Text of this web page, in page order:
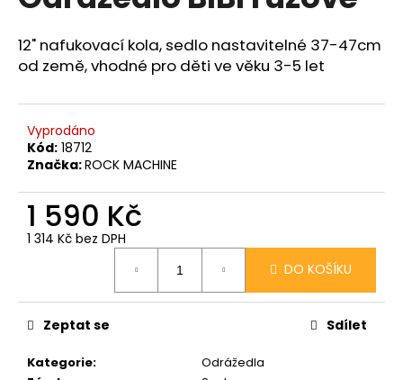
z
5
hvězdiček.
12" nafukovací kola, sedlo nastavitelné 37-47cm
od země, vhodné pro děti ve věku 3-5 let
Vyprodáno
Kód: 18712
Značka:ROCK MACHINE
1 590 Kč
1 314 Kč bez DPH
DO KOŠÍKU
Kategorie:
Odrážedla
Zeptat se Sdílet
j
í
o
p